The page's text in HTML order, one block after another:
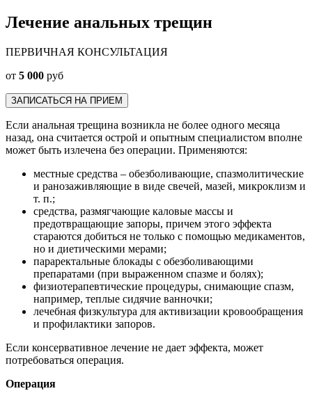
Лечение анальных трещин
ПЕРВИЧНАЯ КОНСУЛЬТАЦИЯ
от 5 000 руб
ЗАПИСАТЬСЯ НА ПРИЕМ
Если анальная трещина возникла не более одного месяца
назад, она считается острой и опытным специалистом вполне
может быть излечена без операции. Применяются:
местные средства – обезболивающие, спазмолитические
и ранозаживляющие в виде свечей, мазей, микроклизм и
т. п.;
средства, размягчающие каловые массы и
предотвращающие запоры, причем этого эффекта
стараются добиться не только с помощью медикаментов,
но и диетическими мерами;
параректальные блокады с обезболивающими
препаратами (при выраженном спазме и болях);
физиотерапевтические процедуры, снимающие спазм,
например, теплые сидячие ванночки;
лечебная физкультура для активизации кровообращения
и профилактики запоров.
Если консервативное лечение не дает эффекта, может
потребоваться операция.
Операция